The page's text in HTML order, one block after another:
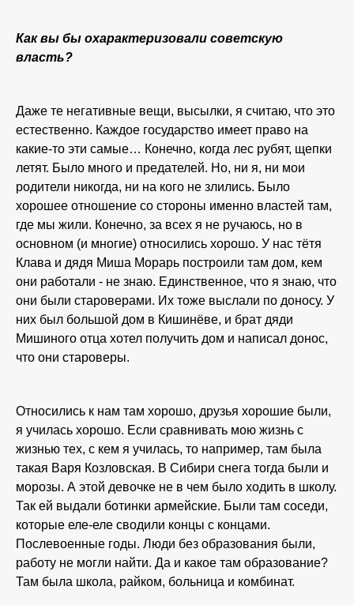
Как вы бы охарактеризовали советскую
власть?
Даже те негативные вещи, высылки, я считаю, что это
естественно. Каждое государство имеет право на
какие-то эти самые… Конечно, когда лес рубят, щепки
летят. Было много и предателей. Но, ни я, ни мои
родители никогда, ни на кого не злились. Было
хорошее отношение со стороны именно властей там,
где мы жили. Конечно, за всех я не ручаюсь, но в
основном (и многие) относились хорошо. У нас тётя
Клава и дядя Миша Морарь построили там дом, кем
они работали - не знаю. Единственное, что я знаю, что
они были староверами. Их тоже выслали по доносу. У
них был большой дом в Кишинёве, и брат дяди
Мишиного отца хотел получить дом и написал донос,
что они староверы.
Относились к нам там хорошо, друзья хорошие были,
я училась хорошо. Если сравнивать мою жизнь с
жизнью тех, с кем я училась, то например, там была
такая Варя Козловская. В Сибири снега тогда были и
морозы. А этой девочке не в чем было ходить в школу.
Так ей выдали ботинки армейские. Были там соседи,
которые еле-еле сводили концы с концами.
Послевоенные годы. Люди без образования были,
работу не могли найти. Да и какое там образование?
Там была школа, райком, больница и комбинат.